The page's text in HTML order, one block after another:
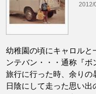
2012/
幼稚園の頃にキャロルと
ンテバン・・・通称『ボ
旅行に行った時、余りの
日陰にして走った思い